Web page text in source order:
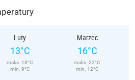
Luty
13°C
maks. 18°C
min. 9°C
Marzec
16°C
maks. 22°C
min. 12°C